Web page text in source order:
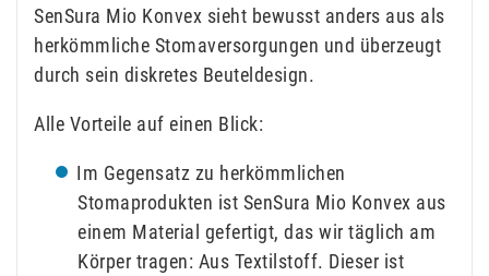
SenSura Mio Konvex sieht bewusst anders aus als
herkömmliche Stomaversorgungen und überzeugt
durch sein diskretes Beuteldesign.
Alle Vorteile auf einen Blick:
Im Gegensatz zu herkömmlichen
Stomaprodukten ist SenSura Mio Konvex aus
einem Material gefertigt, das wir täglich am
Körper tragen: Aus Textilstoff. Dieser ist